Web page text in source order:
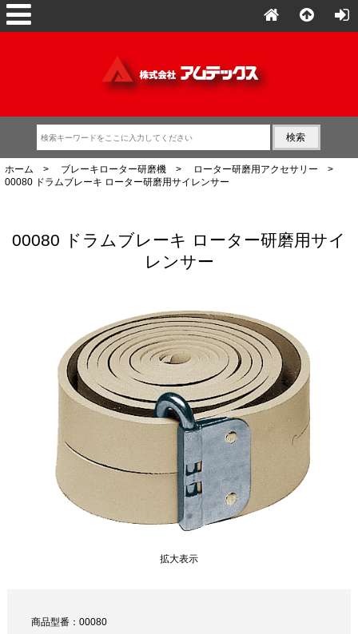
ホーム > ブレーキローター研磨機> ローター研磨用アクセサリー >
00080 ドラムブレーキ ローター研磨用サイレンサー
00080 ドラムブレーキ ローター研磨用サイ
レンサー
拡大表示
商品型番：00080